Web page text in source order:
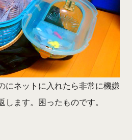
にネットに入れたら非常に機嫌
ます。困ったものです。